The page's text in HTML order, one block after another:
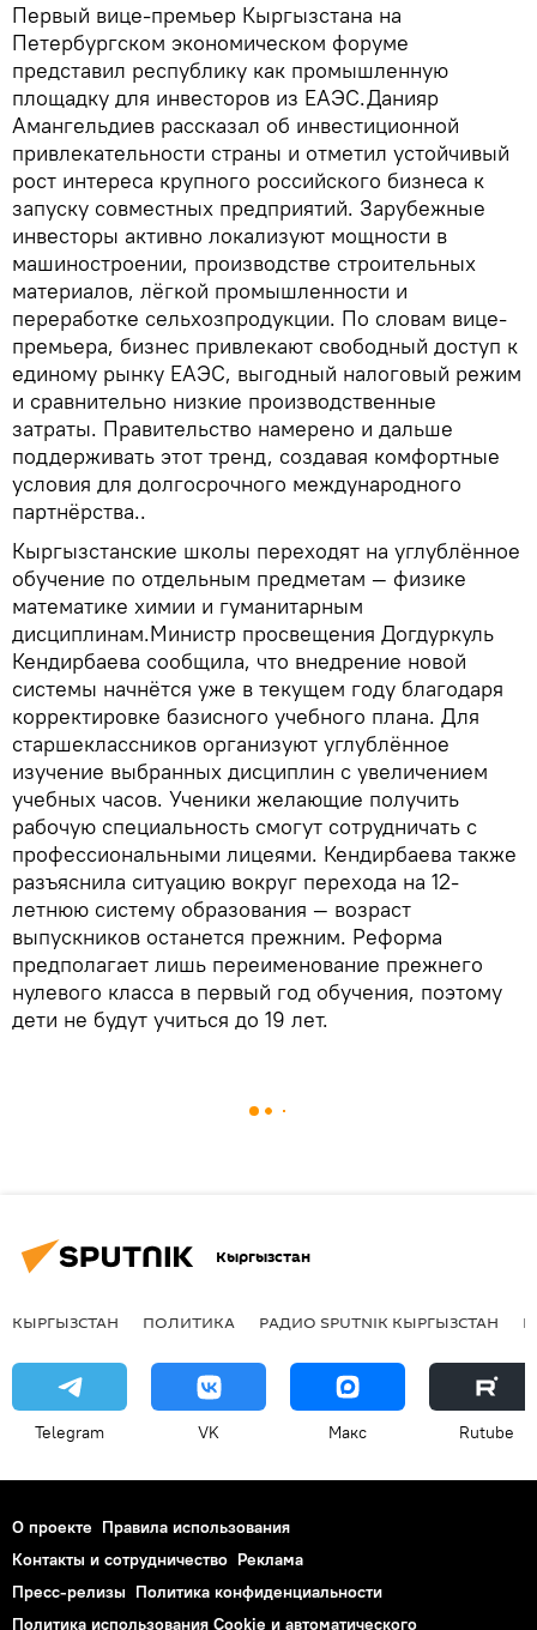
Первый вице-премьер Кыргызстана на
Петербургском экономическом форуме
представил республику как промышленную
площадку для инвесторов из ЕАЭС.Данияр
Амангельдиев рассказал об инвестиционной
привлекательности страны и отметил устойчивый
рост интереса крупного российского бизнеса к
запуску совместных предприятий. Зарубежные
инвесторы активно локализуют мощности в
машиностроении, производстве строительных
материалов, лёгкой промышленности и
переработке сельхозпродукции. По словам вице-
премьера, бизнес привлекают свободный доступ к
единому рынку ЕАЭС, выгодный налоговый режим
и сравнительно низкие производственные
затраты. Правительство намерено и дальше
поддерживать этот тренд, создавая комфортные
условия для долгосрочного международного
партнёрства..
Кыргызстанские школы переходят на углублённое
обучение по отдельным предметам — физике
математике химии и гуманитарным
дисциплинам.Министр просвещения Догдуркуль
Кендирбаева сообщила, что внедрение новой
системы начнётся уже в текущем году благодаря
корректировке базисного учебного плана. Для
старшеклассников организуют углублённое
изучение выбранных дисциплин с увеличением
учебных часов. Ученики желающие получить
рабочую специальность смогут сотрудничать с
профессиональными лицеями. Кендирбаева также
разъяснила ситуацию вокруг перехода на 12-
летнюю систему образования — возраст
выпускников останется прежним. Реформа
предполагает лишь переименование прежнего
нулевого класса в первый год обучения, поэтому
дети не будут учиться до 19 лет.
Кыргызстан
КЫРГЫЗСТАН ПОЛИТИКА РАДИО SPUTNIK КЫРГЫЗСТАН
Telegram VK Макс Rutube
О проекте Правила использования
Контакты и сотрудничество Реклама
Пресс-релизы Политика конфиденциальности
Политика использования Cookie и автоматического